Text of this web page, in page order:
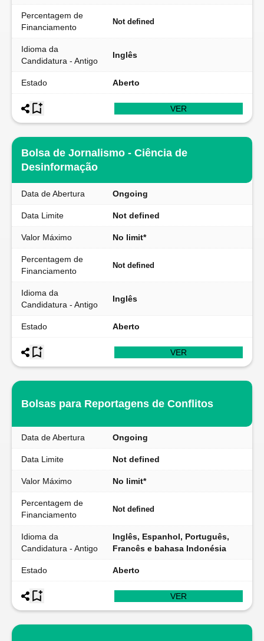
Percentagem de
Financiamento
Not defined
Idioma da
Candidatura - Antigo
Inglês
Estado Aberto
VER
Bolsa de Jornalismo - Ciência de
Desinformação
Data de Abertura Ongoing
Data Limite Not defined
Valor Máximo No limit*
Percentagem de
Financiamento
Not defined
Idioma da
Candidatura - Antigo
Inglês
Estado Aberto
VER
Bolsas para Reportagens de Conflitos
Data de Abertura Ongoing
Data Limite Not defined
Valor Máximo No limit*
Percentagem de
Financiamento
Not defined
Idioma da
Candidatura - Antigo
Inglês, Espanhol, Português,
Francês e bahasa Indonésia
Estado Aberto
VER